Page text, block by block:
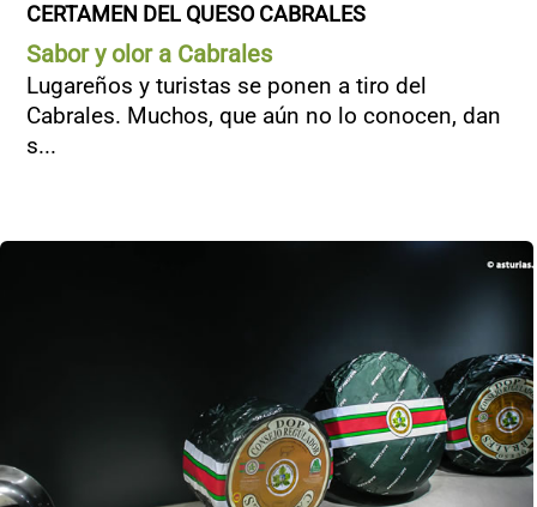
CERTAMEN DEL QUESO CABRALES
Sabor y olor a Cabrales
Lugareños y turistas se ponen a tiro del
Cabrales. Muchos, que aún no lo conocen, dan
s...